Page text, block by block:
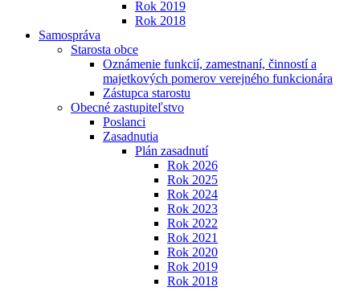
Rok 2019
Rok 2018
Samospráva
Starosta obce
Oznámenie funkcií, zamestnaní, činností a
majetkových pomerov verejného funkcionára
Zástupca starostu
Obecné zastupiteľstvo
Poslanci
Zasadnutia
Plán zasadnutí
Rok 2026
Rok 2025
Rok 2024
Rok 2023
Rok 2022
Rok 2021
Rok 2020
Rok 2019
Rok 2018